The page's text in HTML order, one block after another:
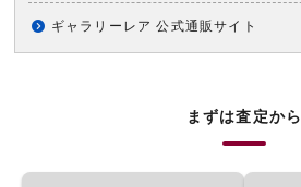
ギャラリーレア 公式通販サイト
まずは査定から